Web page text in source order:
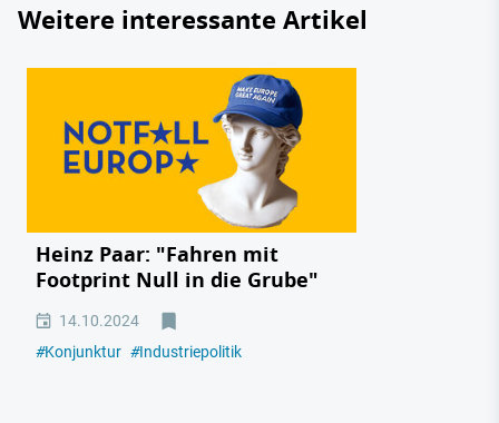
Weitere interessante Artikel
Heinz Paar: "Fahren mit
Footprint Null in die Grube"
14.10.2024
#Konjunktur #Industriepolitik